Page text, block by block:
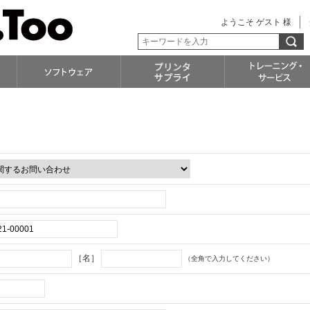
ようこそ ゲスト 様
［名］ （全角で入力してください）